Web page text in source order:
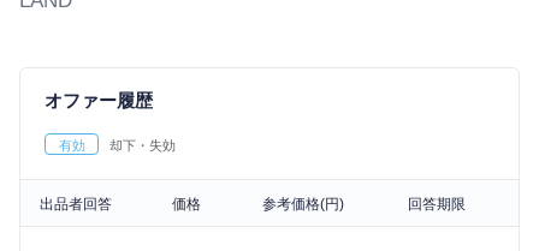
オファー履歴
有効 却下・失効
出品者回答 価格 参考価格(円) 回答期限